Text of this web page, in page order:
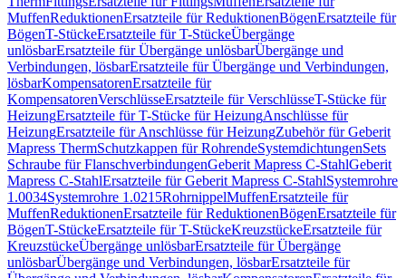
MuffenReduktionenErsatzteile für ReduktionenBögenErsatzteile für
BögenT-StückeErsatzteile für T-StückeÜbergänge
unlösbarErsatzteile für Übergänge unlösbarÜbergänge und
Verbindungen, lösbarErsatzteile für Übergänge und Verbindungen,
lösbarKompensatorenErsatzteile für
KompensatorenVerschlüsseErsatzteile für VerschlüsseT-Stücke für
HeizungErsatzteile für T-Stücke für HeizungAnschlüsse für
HeizungErsatzteile für Anschlüsse für HeizungZubehör für Geberit
Mapress ThermSchutzkappen für RohrendeSystemdichtungenSets
Schraube für FlanschverbindungenGeberit Mapress C-StahlGeberit
Mapress C-StahlErsatzteile für Geberit Mapress C-StahlSystemrohre
1.0034Systemrohre 1.0215RohrnippelMuffenErsatzteile für
MuffenReduktionenErsatzteile für ReduktionenBögenErsatzteile für
BögenT-StückeErsatzteile für T-StückeKreuzstückeErsatzteile für
KreuzstückeÜbergänge unlösbarErsatzteile für Übergänge
unlösbarÜbergänge und Verbindungen, lösbarErsatzteile für